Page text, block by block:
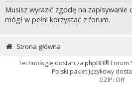
Musisz wyrazić zgodę na zapisywanie
mógł w pełni korzystać z forum.
Strona główna
Technologię dostarcza phpBB® Forum
Polski pakiet językowy
GZIP: Off